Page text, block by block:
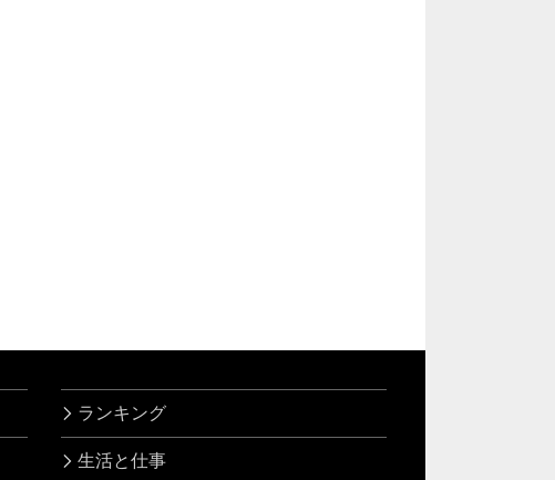
ランキング
生活と仕事